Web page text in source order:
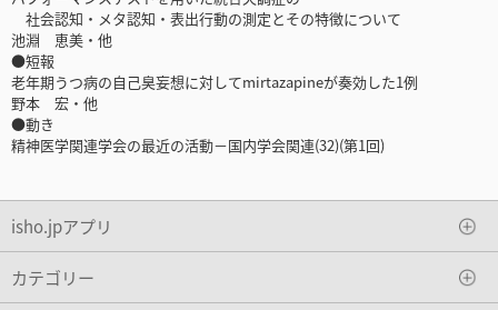
社会認知・メタ認知・表出行動の測定とその特徴について
池淵 恵美・他
●短報
老年期うつ病の自己臭妄想に対してmirtazapineが奏効した1例
野本 宏・他
●動き
精神医学関連学会の最近の活動－国内学会関連(32)(第1回)
isho.jpアプリ
カテゴリー